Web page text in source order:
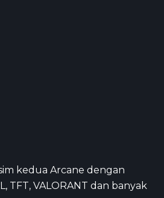
kedua Arcane dengan
TFT, VALORANT dan banyak